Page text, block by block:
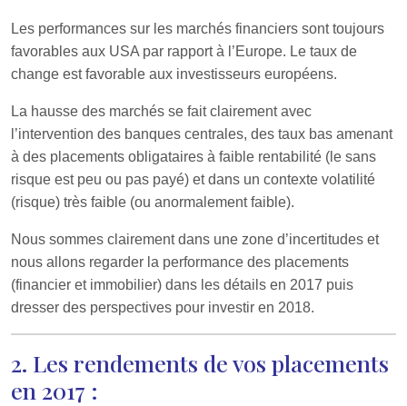
Les performances sur les marchés financiers sont toujours
favorables aux USA par rapport à l’Europe. Le taux de
change est favorable aux investisseurs européens.
La hausse des marchés se fait clairement avec
l’intervention des banques centrales, des taux bas amenant
à des placements obligataires à faible rentabilité (le sans
risque est peu ou pas payé) et dans un contexte volatilité
(risque) très faible (ou anormalement faible).
Nous sommes clairement dans une zone d’incertitudes et
nous allons regarder la performance des placements
(financier et immobilier) dans les détails en 2017 puis
dresser des perspectives pour investir en 2018.
2. Les rendements de vos placements
en 2017 :